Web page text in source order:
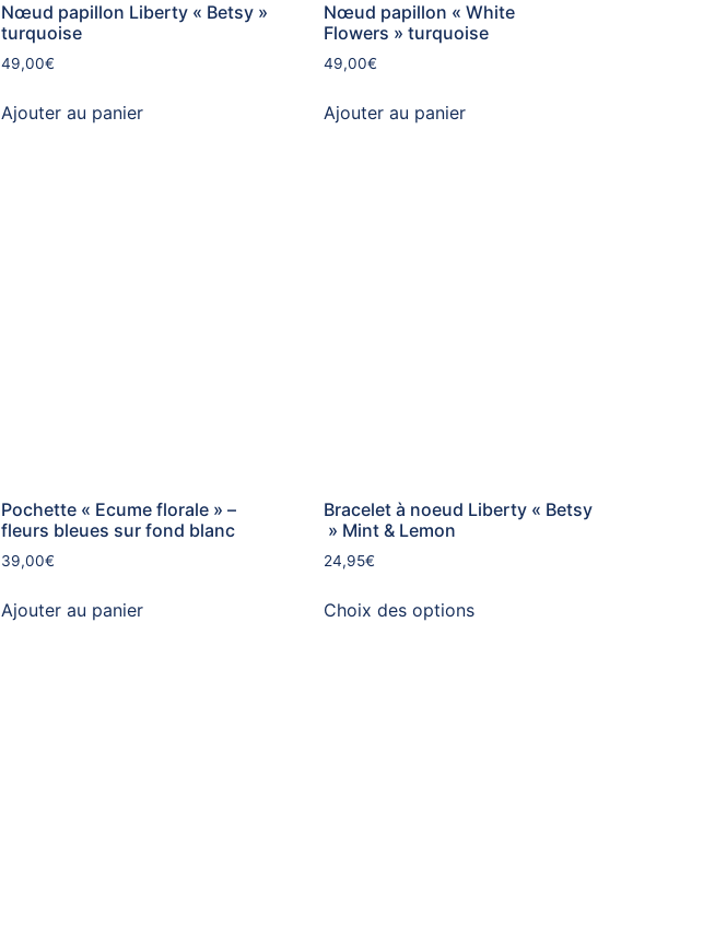
Nœud papillon Liberty « Betsy »
turquoise
49,00€
Ajouter au panier
Nœud papillon « White
Flowers » turquoise
49,00€
Ajouter au panier
Pochette « Ecume florale » –
fleurs bleues sur fond blanc
39,00€
Ajouter au panier
Bracelet à noeud Liberty « Betsy
» Mint & Lemon
24,95€
Choix des options